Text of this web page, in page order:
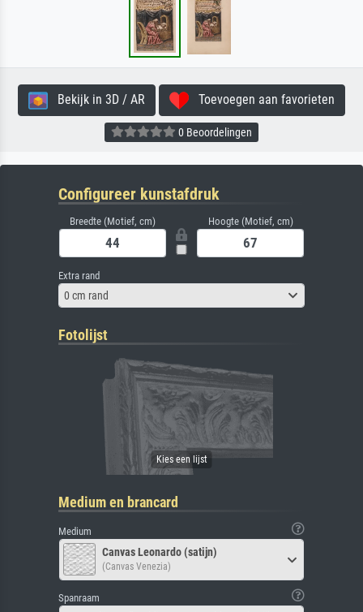
Bekijk in 3D / AR Toevoegen aan favorieten
0 Beoordelingen
Configureer kunstafdruk
Breedte (Motief, cm) Hoogte (Motief, cm)
Extra rand
0 cm rand
Fotolijst
Medium en brancard
Medium
Canvas Leonardo (satijn)
(Canvas Venezia)
Spanraam